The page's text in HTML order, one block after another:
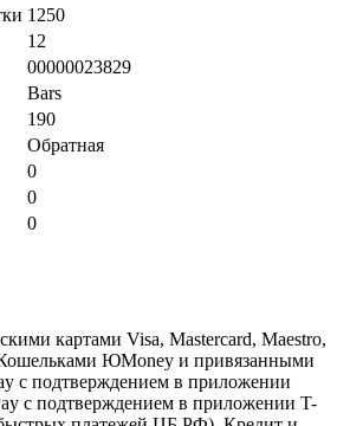
1250
12
00000023829
Bars
190
Обратная
0
0
0
картами Visa, Mastercard, Maestro,
ЮMoney и привязанными
с подтверждением в приложении
с подтверждением в приложении T-